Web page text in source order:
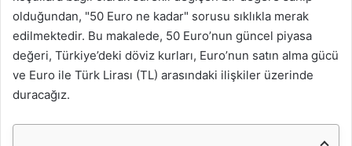
olduğundan, "50 Euro ne kadar" sorusu sıklıkla merak
edilmektedir. Bu makalede, 50 Euro’nun güncel piyasa
değeri, Türkiye’deki döviz kurları, Euro’nun satın alma gücü
ve Euro ile Türk Lirası (TL) arasındaki ilişkiler üzerinde
duracağız.